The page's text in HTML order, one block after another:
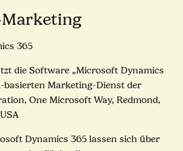
365
die Software „Microsoft Dynamics
basierten Marketing-Dienst der
One Microsoft Way, Redmond,
Dynamics 365 lassen sich über